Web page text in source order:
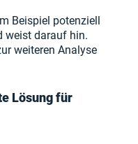
Beispiel potenziell
weist darauf hin.
weiteren Analyse
Lösung für